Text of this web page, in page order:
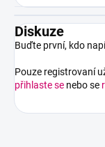
Diskuze
Buďte první, kdo
Pouze registrovaní
přihlaste se nebo se